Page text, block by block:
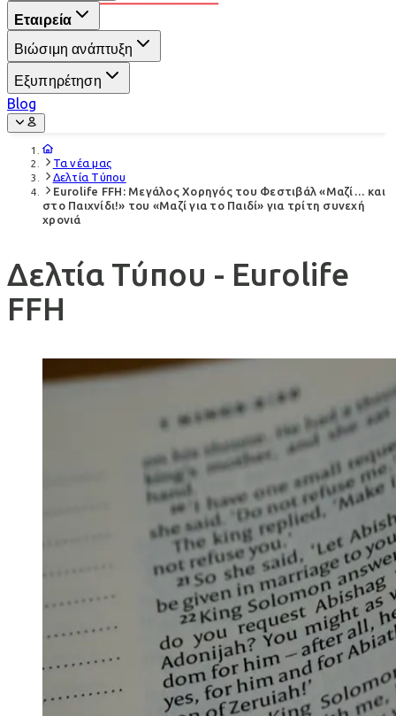
Εταιρεία
Βιώσιμη ανάπτυξη
Εξυπηρέτηση
Blog
Τα νέα μας
Δελτία Τύπου
Eurolife FFH: Μεγάλος Χορηγός του Φεστιβάλ «Μαζί… και
στο Παιχνίδι!» του «Μαζί για το Παιδί» για τρίτη συνεχή
χρονιά
Δελτία Τύπου - Eurolife
FFH